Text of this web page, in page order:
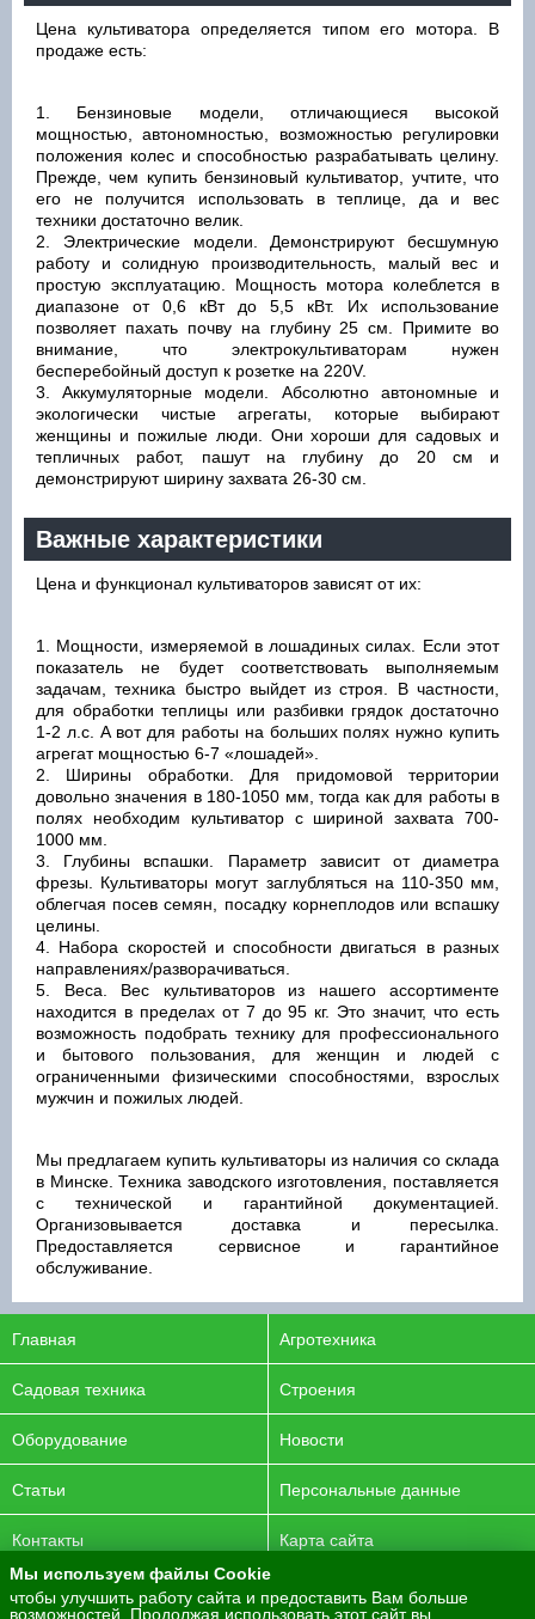
Цена культиватора определяется типом его мотора. В
продаже есть:
Бензиновые модели, отличающиеся высокой
мощностью, автономностью, возможностью регулировки
положения колес и способностью разрабатывать целину.
Прежде, чем купить бензиновый культиватор, учтите, что
его не получится использовать в теплице, да и вес
техники достаточно велик.
Электрические модели. Демонстрируют бесшумную
работу и солидную производительность, малый вес и
простую эксплуатацию. Мощность мотора колеблется в
диапазоне от 0,6 кВт до 5,5 кВт. Их использование
позволяет пахать почву на глубину 25 см. Примите во
внимание, что электрокультиваторам нужен
бесперебойный доступ к розетке на 220V.
Аккумуляторные модели. Абсолютно автономные и
экологически чистые агрегаты, которые выбирают
женщины и пожилые люди. Они хороши для садовых и
тепличных работ, пашут на глубину до 20 см и
демонстрируют ширину захвата 26-30 см.
Важные характеристики
Цена и функционал культиваторов зависят от их:
Мощности, измеряемой в лошадиных силах. Если этот
показатель не будет соответствовать выполняемым
задачам, техника быстро выйдет из строя. В частности,
для обработки теплицы или разбивки грядок достаточно
1-2 л.с. А вот для работы на больших полях нужно купить
агрегат мощностью 6-7 «лошадей».
Ширины обработки. Для придомовой территории
довольно значения в 180-1050 мм, тогда как для работы в
полях необходим культиватор с шириной захвата 700-
1000 мм.
Глубины вспашки. Параметр зависит от диаметра
фрезы. Культиваторы могут заглубляться на 110-350 мм,
облегчая посев семян, посадку корнеплодов или вспашку
целины.
Набора скоростей и способности двигаться в разных
направлениях/разворачиваться.
Веса. Вес культиваторов из нашего ассортименте
находится в пределах от 7 до 95 кг. Это значит, что есть
возможность подобрать технику для профессионального
и бытового пользования, для женщин и людей с
ограниченными физическими способностями, взрослых
мужчин и пожилых людей.
Мы предлагаем купить культиваторы из наличия со склада
в Минске. Техника заводского изготовления, поставляется
с технической и гарантийной документацией.
Организовывается доставка и пересылка.
Предоставляется сервисное и гарантийное
обслуживание.
Главная Агротехника
Садовая техника Строения
Оборудование Новости
Статьи Персональные данные
Контакты Карта сайта
© 2016-2026 ENERGYAGRO Все права защищены.
Мы используем файлы Cookie
чтобы улучшить работу сайта и предоставить Вам больше
возможностей. Продолжая использовать этот сайт вы